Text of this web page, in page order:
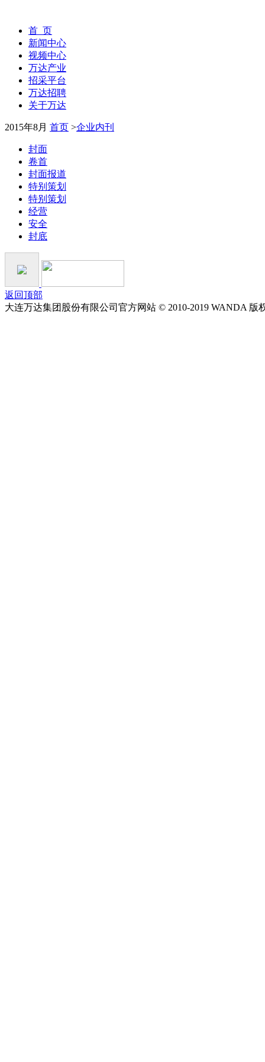
首 页
新闻中心
视频中心
万达产业
招采平台
万达招聘
关于万达
2015年8月 首页 >企业内刊
封面
卷首
封面报道
特别策划
特别策划
经营
安全
封底
返回顶部
大连万达集团股份有限公司官方网站 © 2010-2019 WANDA 版